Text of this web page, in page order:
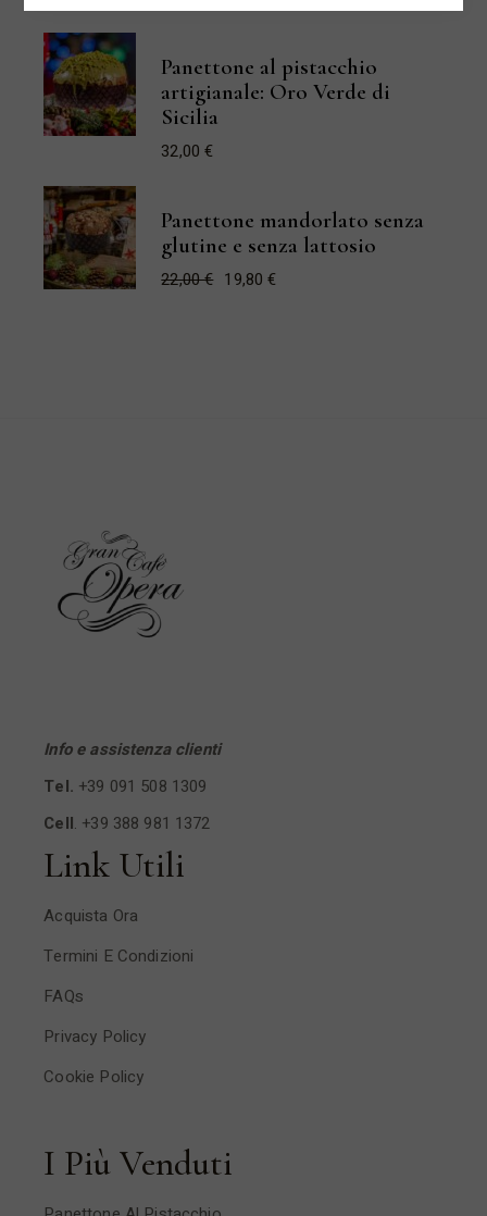
Panettone al pistacchio
artigianale: Oro Verde di
Sicilia
32,00€
Panettone mandorlato senza
glutine e senza lattosio
22,00€
Il 19,80€
Il
Info e assistenza clienti
Tel. +39 091 508 1309
Cell. +39 388 981 1372
Link Utili
Acquista Ora
Termini E Condizioni
FAQs
Privacy Policy
Cookie Policy
I Più Venduti